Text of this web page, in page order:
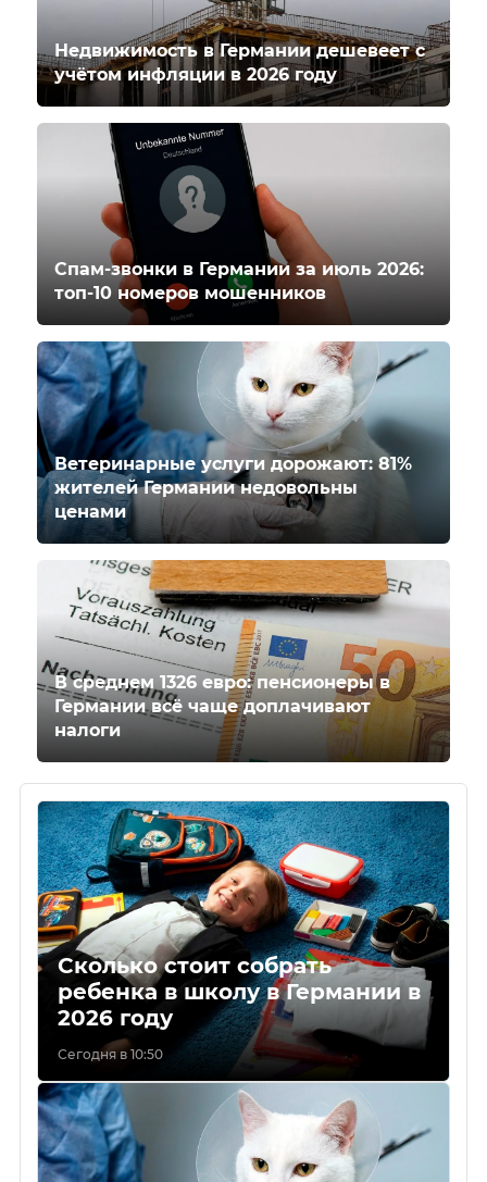
Недвижимость в Германии дешевеет с
учётом инфляции в 2026 году
Спам-звонки в Германии за июль 2026:
топ-10 номеров мошенников
Ветеринарные услуги дорожают: 81%
жителей Германии недовольны
ценами
В среднем 1326 евро: пенсионеры в
Германии всё чаще доплачивают
налоги
Сколько стоит собрать
ребенка в школу в Германии в
2026 году
Сегодня в 10:50